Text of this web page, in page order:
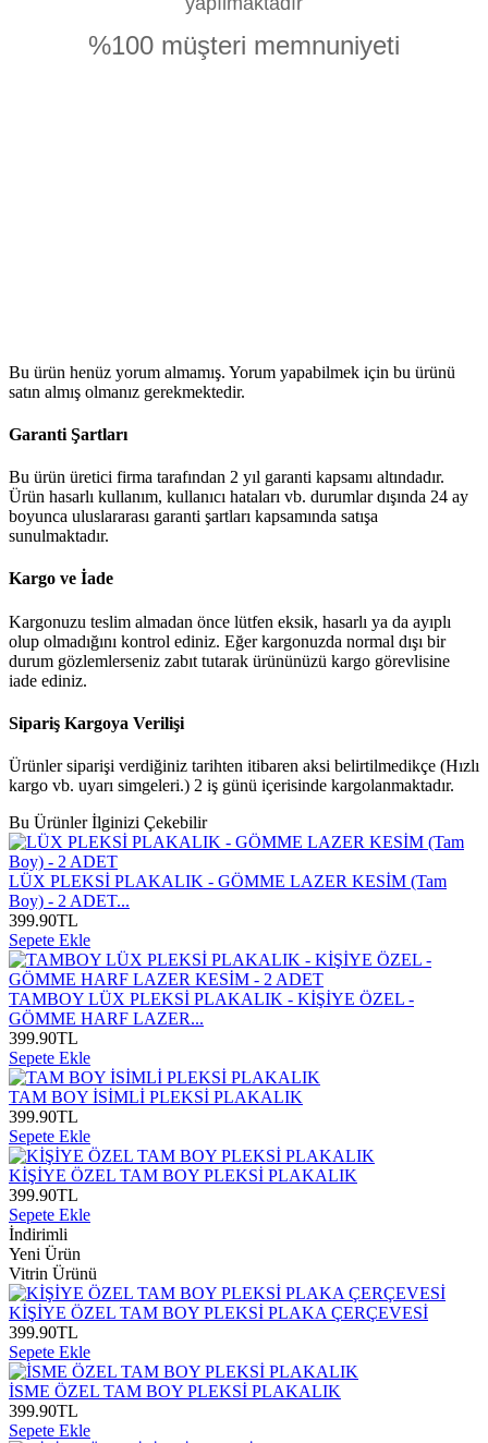
%100 müşteri memnuniyeti
Bu ürün henüz yorum almamış. Yorum yapabilmek için bu ürünü
satın almış olmanız gerekmektedir.
Garanti Şartları
Bu ürün üretici firma tarafından 2 yıl garanti kapsamı altındadır.
Ürün hasarlı kullanım, kullanıcı hataları vb. durumlar dışında 24 ay
boyunca uluslararası garanti şartları kapsamında satışa
sunulmaktadır.
Kargo ve İade
Kargonuzu teslim almadan önce lütfen eksik, hasarlı ya da ayıplı
olup olmadığını kontrol ediniz. Eğer kargonuzda normal dışı bir
durum gözlemlerseniz zabıt tutarak ürününüzü kargo görevlisine
iade ediniz.
Sipariş Kargoya Verilişi
Ürünler siparişi verdiğiniz tarihten itibaren aksi belirtilmedikçe (Hızlı
kargo vb. uyarı simgeleri.) 2 iş günü içerisinde kargolanmaktadır.
Bu Ürünler İlginizi Çekebilir
LÜX PLEKSİ PLAKALIK - GÖMME LAZER KESİM (Tam
Boy) - 2 ADET...
399.90TL
Sepete Ekle
TAMBOY LÜX PLEKSİ PLAKALIK - KİŞİYE ÖZEL -
GÖMME HARF LAZER...
399.90TL
Sepete Ekle
TAM BOY İSİMLİ PLEKSİ PLAKALIK
399.90TL
Sepete Ekle
KİŞİYE ÖZEL TAM BOY PLEKSİ PLAKALIK
399.90TL
Sepete Ekle
İndirimli
Yeni Ürün
Vitrin Ürünü
KİŞİYE ÖZEL TAM BOY PLEKSİ PLAKA ÇERÇEVESİ
399.90TL
Sepete Ekle
İSME ÖZEL TAM BOY PLEKSİ PLAKALIK
399.90TL
Sepete Ekle